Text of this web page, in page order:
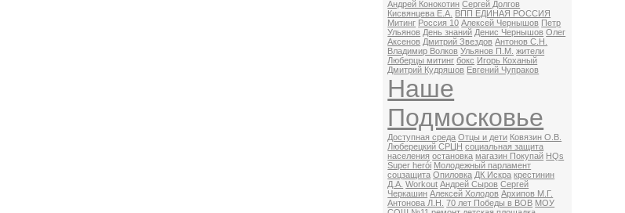
Андрей Конокотин Сергей Долгов
Кисвянцева Е.А. ВПП ЕДИНАЯ РОССИЯ
Митинг Россия 10 Алексей Чернышов Петр
Ульянов День знаний Денис Чернышов Олег
Аксенов Дмитрий Звездов Антонов С.Н.
Владимир Волков Ульянов П.М. жители
Люберцы митинг бокс Игорь Коханый
Дмитрий Кудряшов Евгений Чупраков
Наше
Подмосковье
Доступная среда Отцы и дети Ковязин О.В.
Люберецкий СРЦН социальная защита
населения остановка магазин Покупай HQs
Super herói Молодежный парламент
соцзащита Опиловка ДК Искра крестинин
Д.А. Workout Андрей Сыров Сергей
Черкашин Алексей Холодов Архипов М.Г.
Антонова Л.Н.
70 лет Победы в ВОВ МОУ